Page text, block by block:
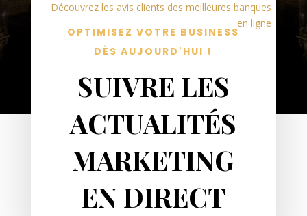
Découvrez les avis clients des meilleures banques
en ligne
OPTIMISEZ VOTRE BUSINESS
DÈS AUJOURD'HUI !
SUIVRE LES
ACTUALITÉS
MARKETING
EN DIRECT